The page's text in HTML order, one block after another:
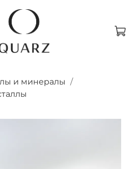
и минералы